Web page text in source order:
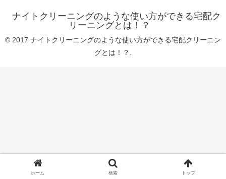
ナイトクリーニングのような使い方ができる宅配ク
リーニングとは！？
© 2017 ナイトクリーニングのような使い方ができる宅配クリーニン
グとは！？.
ホーム 検索 トップ